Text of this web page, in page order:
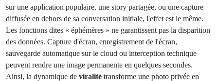
sur une application populaire, une story partagée, ou une capture
diffusée en dehors de sa conversation initiale, l'effet est le même.
Les fonctions dites « éphémères » ne garantissent pas la disparition
des données. Capture d'écran, enregistrement de l'écran,
sauvegarde automatique sur le cloud ou interception technique
peuvent rendre une image permanente en quelques secondes.
Ainsi, la dynamique de viralité transforme une photo privée en